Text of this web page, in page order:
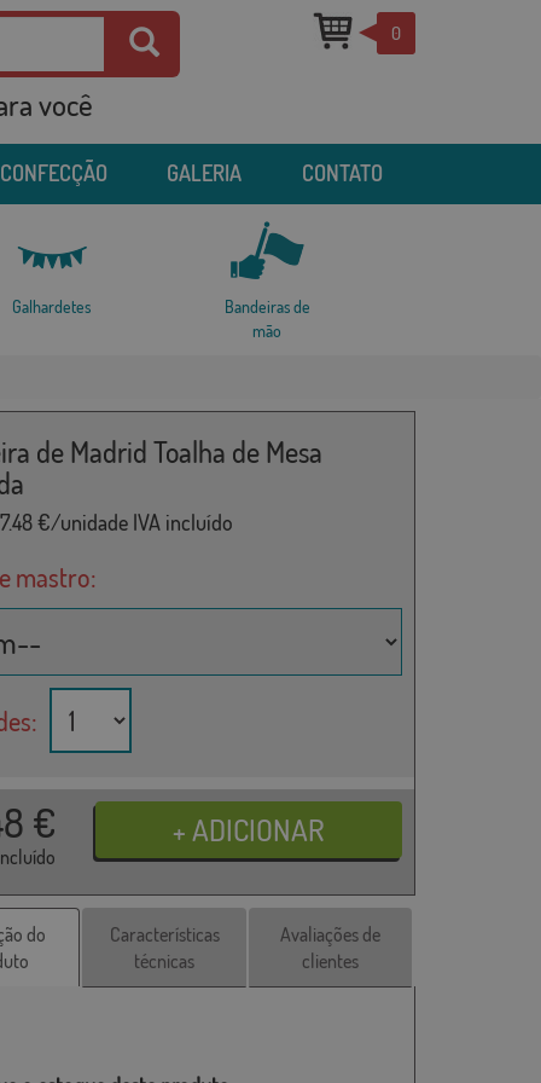
você
0
GALERIA CONTATO
Galhardetes
Bandeiras de
mão
de Madrid Toalha de Mesa
€/unidade IVA incluído
mastro:
€
do
Características
técnicas
Avaliações de
clientes